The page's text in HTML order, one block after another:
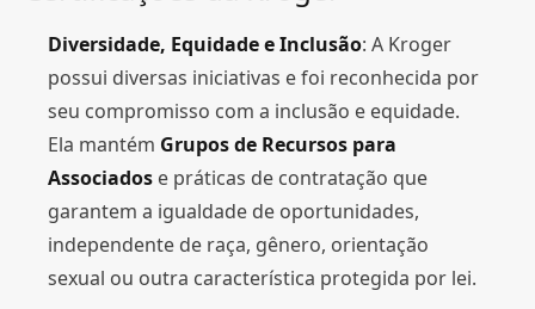
Diversidade, Equidade e Inclusão: A Kroger
possui diversas iniciativas e foi reconhecida por
seu compromisso com a inclusão e equidade.
Ela mantém Grupos de Recursos para
Associados e práticas de contratação que
garantem a igualdade de oportunidades,
independente de raça, gênero, orientação
sexual ou outra característica protegida por lei​​.